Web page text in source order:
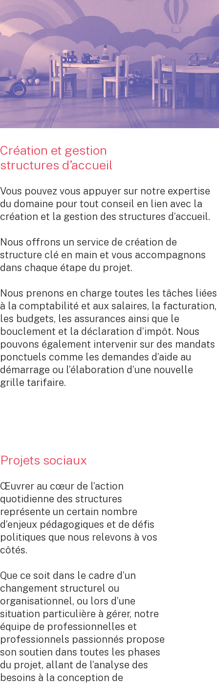
Création et gestion
structures d’accueil
Vous pouvez vous appuyer sur notre expertise
du domaine pour tout conseil en lien avec la
création et la gestion des structures d’accueil.
Nous offrons un service de création de
structure clé en main et vous accompagnons
dans chaque étape du projet.
Nous prenons en charge toutes les tâches liées
à la comptabilité et aux salaires, la facturation,
les budgets, les assurances ainsi que le
bouclement et la déclaration d’impôt. Nous
pouvons également intervenir sur des mandats
ponctuels comme les demandes d’aide au
démarrage ou l’élaboration d’une nouvelle
grille tarifaire.
Projets sociaux
Œuvrer au cœur de l’action
quotidienne des structures
représente un certain nombre
d’enjeux pédagogiques et de défis
politiques que nous relevons à vos
côtés.
Que ce soit dans le cadre d’un
changement structurel ou
organisationnel, ou lors d’une
situation particulière à gérer, notre
équipe de professionnelles et
professionnels passionnés propose
son soutien dans toutes les phases
du projet, allant de l’analyse des
besoins à la conception de